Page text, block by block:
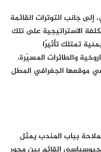
جانب التوترات القائمة
الاستراتيجية على تلك
تمتلك تأثيرًا
والطائرات المسيّرة،
موقعها الجغرافي المطل
بباب المندب يمثل